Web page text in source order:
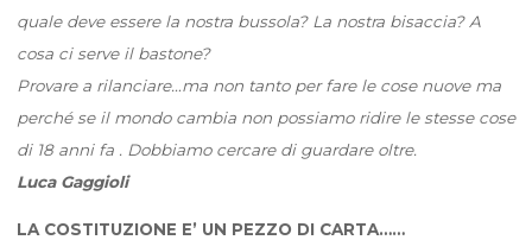
quale deve essere la nostra bussola? La nostra bisaccia? A
cosa ci serve il bastone?
Provare a rilanciare…ma non tanto per fare le cose nuove ma
perché se il mondo cambia non possiamo ridire le stesse cose
di 18 anni fa . Dobbiamo cercare di guardare oltre.
Luca Gaggioli
LA COSTITUZIONE E’ UN PEZZO DI CARTA……